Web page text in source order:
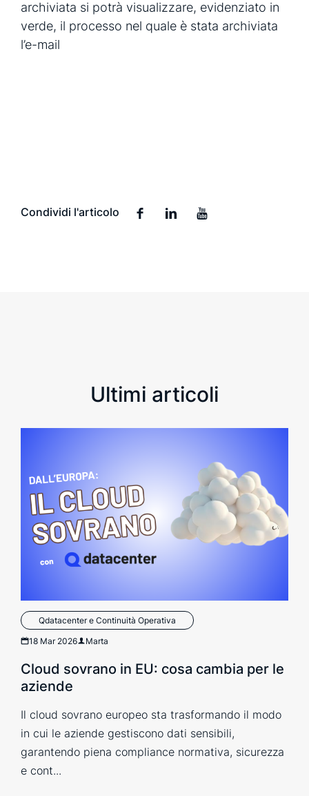
archiviata si potrà visualizzare, evidenziato in
verde, il processo nel quale è stata archiviata
l’e-mail
Condividi l'articolo
Ultimi articoli
Qdatacenter e Continuità Operativa
18 Mar 2026 Marta
Cloud sovrano in EU: cosa cambia per le
aziende
Il cloud sovrano europeo sta trasformando il modo
in cui le aziende gestiscono dati sensibili,
garantendo piena compliance normativa, sicurezza
e cont...